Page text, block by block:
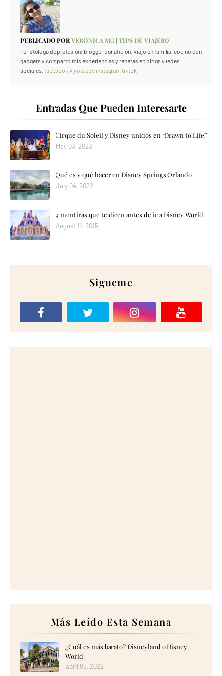
PUBLICADO PORVERÓNICA MG | TIPS DE VIAJERO
Turistóloga de profesión; blogger por afición. Viajo en familia, cocino con
gadgets y comparto mis experiencias y recetas en blogs y redes
sociales. facebook Xyoutube instagram tiktok
Entradas Que Pueden Interesarte
Cirque du Soleil y Disney unidos en “Drawn to Life”
May 03, 2023
Qué es y qué hacer en Disney Springs Orlando
July 04, 2022
9 mentiras que te dicen antes de ir a Disney World
August 11, 2015
Sigueme
Más Leído Esta Semana
¿Cuál es más barato? Disneyland o Disney
World
abril 05, 2022